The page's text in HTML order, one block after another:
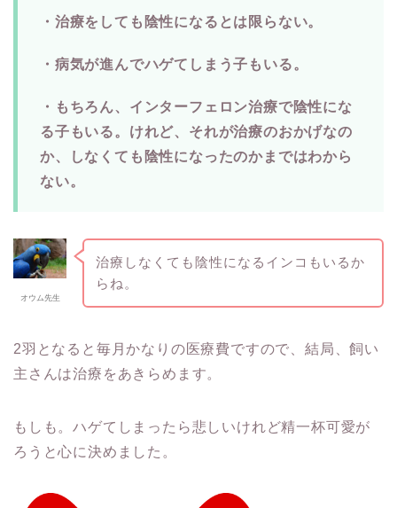
・治療をしても陰性になるとは限らない。
・病気が進んでハゲてしまう子もいる。
・もちろん、インターフェロン治療で陰性にな
る子もいる。けれど、それが治療のおかげなの
か、しなくても陰性になったのかまではわから
ない。
オウム先生
治療しなくても陰性になるインコもいるか
らね。
2羽となると毎月かなりの医療費ですので、結局、飼い
主さんは治療をあきらめます。
もしも。ハゲてしまったら悲しいけれど精一杯可愛が
ろうと心に決めました。